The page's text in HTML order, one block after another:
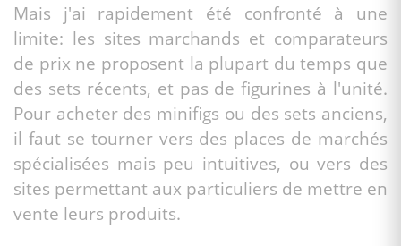
Mais j'ai rapidement été confronté à une
limite: les sites marchands et comparateurs
de prix ne proposent la plupart du temps que
des sets récents, et pas de figurines à l'unité.
Pour acheter des minifigs ou des sets anciens,
il faut se tourner vers des places de marchés
spécialisées mais peu intuitives, ou vers des
sites permettant aux particuliers de mettre en
vente leurs produits.